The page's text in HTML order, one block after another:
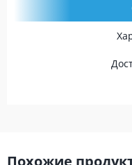
Похожие